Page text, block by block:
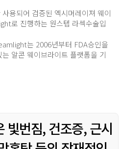
용되어 검증된 엑시머레이져 웨이
로 진행하는 원스텝 라섹수술입
는 2006년부터 FDA승인을
알콘 웨이브라이트 플랫폼을 기
번짐, 건조증, 근시